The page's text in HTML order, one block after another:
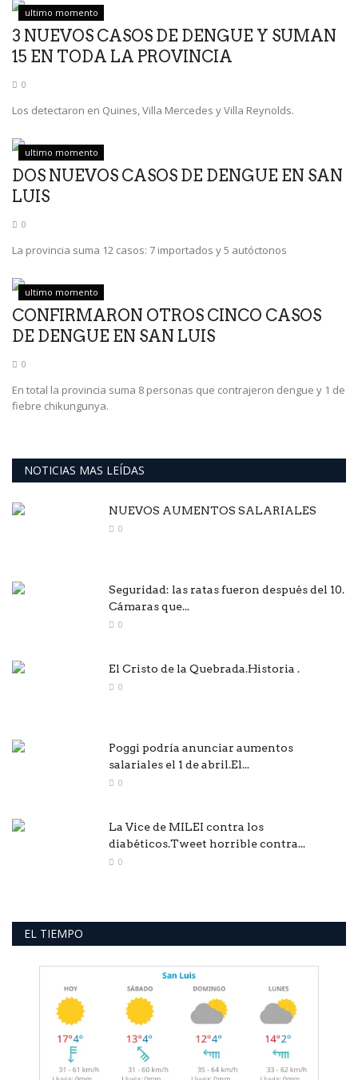
ultimo momento
3 NUEVOS CASOS DE DENGUE Y SUMAN
15 EN TODA LA PROVINCIA
0
Los detectaron en Quines, Villa Mercedes y Villa Reynolds.
ultimo momento
DOS NUEVOS CASOS DE DENGUE EN SAN
LUIS
0
La provincia suma 12 casos: 7 importados y 5 autóctonos
ultimo momento
CONFIRMARON OTROS CINCO CASOS
DE DENGUE EN SAN LUIS
0
En total la provincia suma 8 personas que contrajeron dengue y 1 de
fiebre chikungunya.
NOTICIAS MAS LEÍDAS
NUEVOS AUMENTOS SALARIALES
0
Seguridad: las ratas fueron después del 10.
Cámaras que...
0
El Cristo de la Quebrada.Historia .
0
Poggi podría anunciar aumentos
salariales el 1 de abril.El...
0
La Vice de MILEI contra los
diabéticos.Tweet horrible contra...
0
EL TIEMPO